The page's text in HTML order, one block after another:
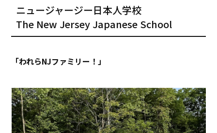
ニュージャージー日本人学校
The New Jersey Japanese School
「われらNJファミリー！」